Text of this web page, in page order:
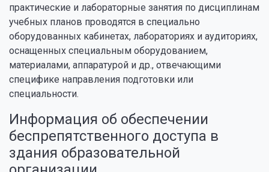
практические и лабораторные занятия по дисциплинам
учебных планов проводятся в специально
оборудованных кабинетах, лабораториях и аудиториях,
оснащенных специальным оборудованием,
материалами, аппаратурой и др., отвечающими
специфике направления подготовки или
специальности.
Информация об обеспечении
беспрепятственного доступа в
здания образовательной